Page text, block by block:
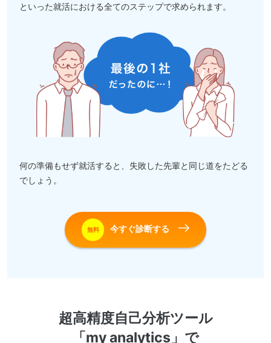
といった就活における全てのステップで求められます。
何の準備もせず就活すると、失敗した先輩と同じ道をたどる
でしょう。
無料 今すぐ診断する
超高精度自己分析ツール
「my analytics」で